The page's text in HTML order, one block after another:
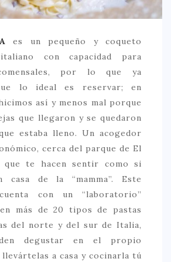
es un pequeño y coqueto
con capacidad para
por lo que ya
lo ideal es reservar; en
así y menos mal porque
que llegaron y se quedaron
estaba lleno. Un acogedor
cerca del parque de El
te hacen sentir como si
casa de la “mamma”. Este
con un “laboratorio”
más de 20 tipos de pastas
del norte y del sur de Italia,
degustar en el propio
a casa y cocinarla tú